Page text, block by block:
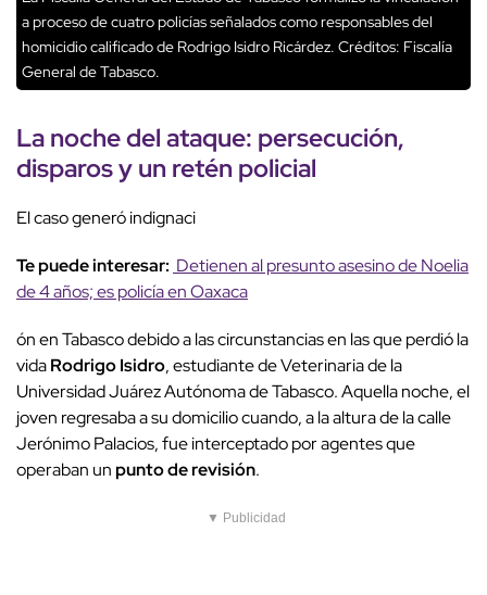
a proceso de cuatro policías señalados como responsables del
homicidio calificado de Rodrigo Isidro Ricárdez. Créditos: Fiscalía
General de Tabasco.
La noche delataque: persecución,
disparos y un retén policial
El caso generó indignaci
Te puede interesar: Detienen al presunto asesino de Noelia
de 4 años; es policía en Oaxaca
ón en Tabasco debido a las circunstancias en las que perdió la
vidaRodrigo Isidro, estudiante de Veterinaria de la
Universidad Juárez Autónoma de Tabasco. Aquella noche, el
joven regresaba a su domicilio cuando, a la altura de la calle
Jerónimo Palacios, fue interceptado por agentes que
operaban unpunto de revisión.
▼ Publicidad